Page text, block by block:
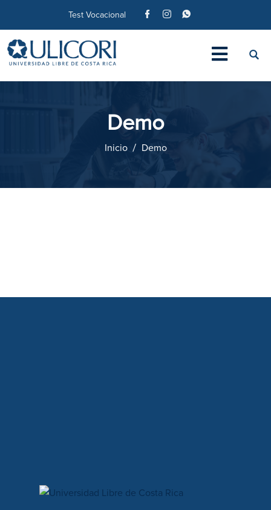
Test Vocacional
Demo
Inicio Demo